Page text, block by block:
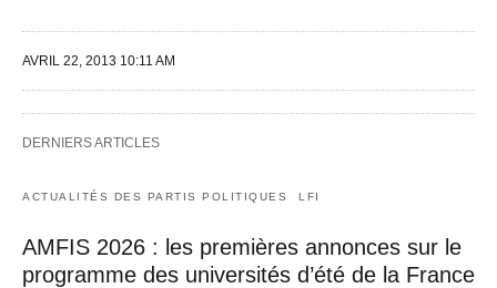
AVRIL 22, 2013 10:11 AM
DERNIERS ARTICLES
ACTUALITÉS DES PARTIS POLITIQUES LFI
AMFIS 2026 : les premières annonces sur le
programme des universités d’été de la France